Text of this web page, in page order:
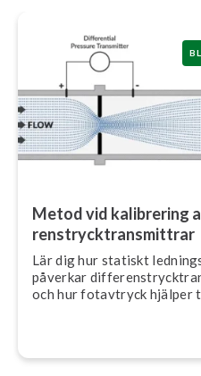
Metod vid kalibrering
rens­tryck­trans­mitt­rar
Lär dig hur statiskt
påverkar
och hur fotavtryck hjälper